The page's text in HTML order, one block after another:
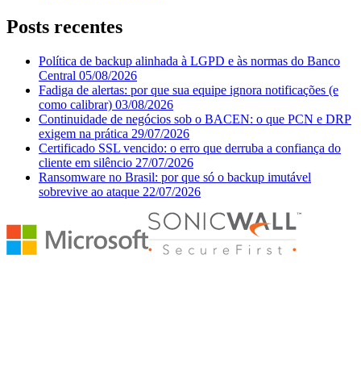
Posts recentes
Política de backup alinhada à LGPD e às normas do Banco
Central 05/08/2026
Fadiga de alertas: por que sua equipe ignora notificações (e
como calibrar) 03/08/2026
Continuidade de negócios sob o BACEN: o que PCN e DRP
exigem na prática 29/07/2026
Certificado SSL vencido: o erro que derruba a confiança do
cliente em silêncio 27/07/2026
Ransomware no Brasil: por que só o backup imutável
sobrevive ao ataque 22/07/2026